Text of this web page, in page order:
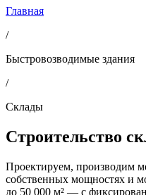
Главная
/
Быстровозводимые здания
/
Склады
Строительство
Проектируем, производим
собственных мощностях и
до 50 000 м² — с